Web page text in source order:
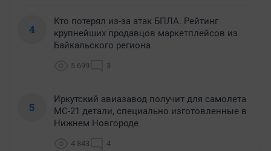
4
Кто потерял из-за атак БПЛА. Рейтинг
крупнейших продавцов маркетплейсов из
Байкальского региона
5 699 3
5
Иркутский авиазавод получит для самолета
МС-21 детали, специально изготовленные в
Нижнем Новгороде
4 843 4